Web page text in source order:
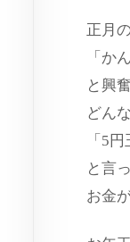
正月
「か
と興
どん
「5
と言
お金